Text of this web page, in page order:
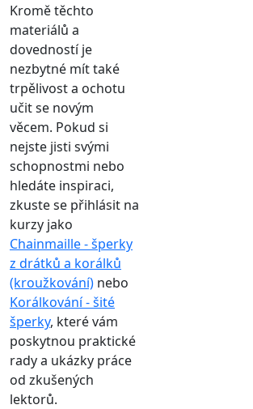
Kromě těchto
materiálů a
dovedností je
nezbytné mít také
trpělivost a ochotu
učit se novým
věcem. Pokud si
nejste jisti svými
schopnostmi nebo
hledáte inspiraci,
zkuste se přihlásit na
kurzy jako
Chainmaille - šperky
z drátků a korálků
(kroužkování) nebo
Korálkování - šité
šperky, které vám
poskytnou praktické
rady a ukázky práce
od zkušených
lektorů.